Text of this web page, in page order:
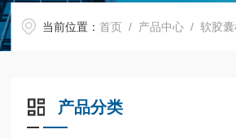
当前位置：首页 / 产品中心 /软胶
产品分类